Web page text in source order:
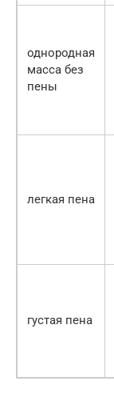
однородная
масса без
пены
легкая пена
густая пена